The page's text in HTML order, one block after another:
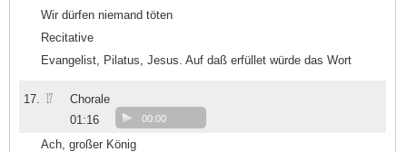
Wir dürfen niemand töten
Recitative
Evangelist, Pilatus, Jesus. Auf daß erfüllet würde das Wort
17. 17
Chorale
01:16
00:00
Ach, großer König